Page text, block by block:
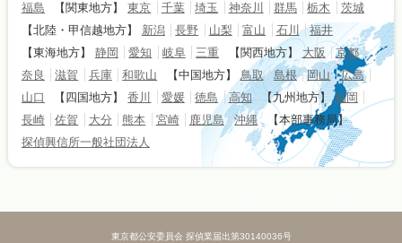
福島
【関東地方】 東京 千葉 埼玉 神奈川 群馬 栃木
茨城
【北陸・甲信越地方】
新潟 長野 山梨 富山 石川
福井
【東海地方】
静岡 愛知 岐阜 三重 【関西地方】 大阪
京都
奈良
滋賀 兵庫 和歌山 【中国地方】 鳥取 島根 岡山
広島
山口
【四国地方】 香川 愛媛 徳島 高知 【九州地方】 福岡
長崎
佐賀 大分 熊本 宮崎 鹿児島 沖縄
【本部事務局】
探偵興信所一般社団法人
東京都公安委員会 探偵業届出第30140036号